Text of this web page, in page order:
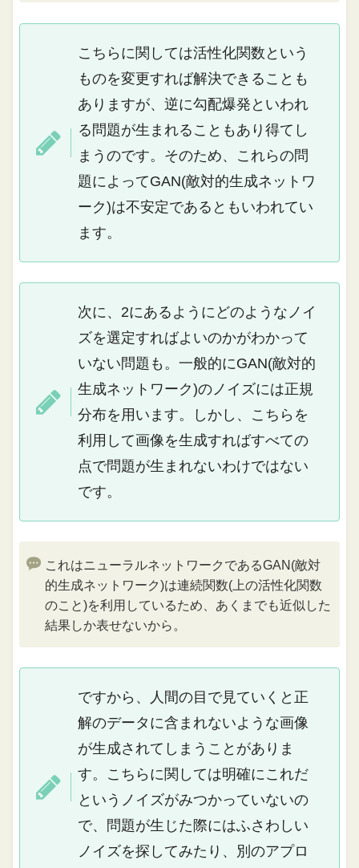
こちらに関しては活性化関数という
ものを変更すれば解決できることも
ありますが、逆に勾配爆発といわれ
る問題が生まれることもあり得てし
まうのです。そのため、これらの問
題によってGAN(敵対的生成ネットワ
ーク)は不安定であるともいわれてい
ます。
次に、2にあるようにどのようなノイ
ズを選定すればよいのかがわかって
いない問題も。一般的にGAN(敵対的
生成ネットワーク)のノイズには正規
分布を用います。しかし、こちらを
利用して画像を生成すればすべての
点で問題が生まれないわけではない
です。
これはニューラルネットワークであるGAN(敵対
的生成ネットワーク)は連続関数(上の活性化関数
のこと)を利用しているため、あくまでも近似した
結果しか表せないから。
ですから、人間の目で見ていくと正
解のデータに含まれないような画像
が生成されてしまうことがありま
す。こちらに関しては明確にこれだ
というノイズがみつかっていないの
で、問題が生じた際にはふさわしい
ノイズを探してみたり、別のアプロ